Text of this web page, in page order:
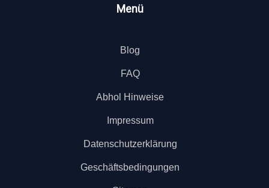
Menü
Blog
FAQ
Abhol Hinweise
Impressum
Datenschutzerklärung
Geschäftsbedingungen